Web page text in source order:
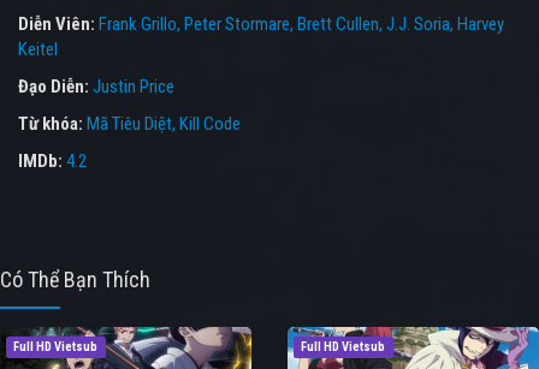
Diễn Viên: Frank Grillo Peter Stormare Brett Cullen J.J. Soria Harvey
Keitel
Đạo Diễn: Justin Price
Từ khóa: Mã Tiêu Diệt, Kill Code
IMDb: 4.2
Có Thể Bạn Thích
Full HD Vietsub Full HD Vietsub